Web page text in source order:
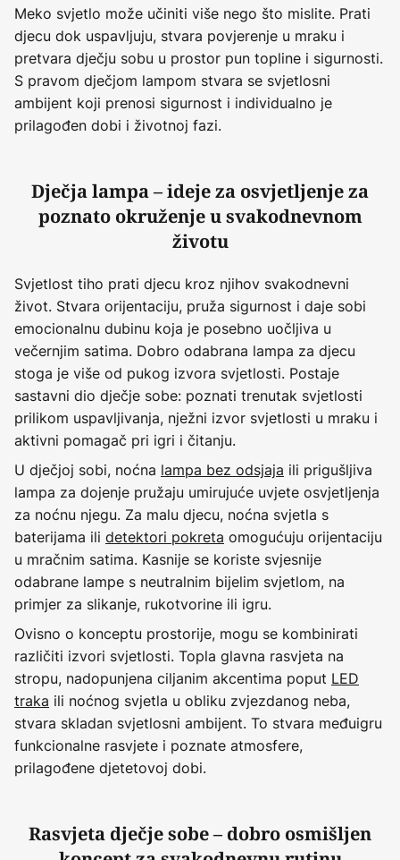
Meko svjetlo može učiniti više nego što mislite. Prati
djecu dok uspavljuju, stvara povjerenje u mraku i
pretvara dječju sobu u prostor pun topline i sigurnosti.
S pravom dječjom lampom stvara se svjetlosni
ambijent koji prenosi sigurnost i individualno je
prilagođen dobi i životnoj fazi.
Dječja lampa – ideje za osvjetljenje za
poznato okruženje u svakodnevnom
životu
Svjetlost tiho prati djecu kroz njihov svakodnevni
život. Stvara orijentaciju, pruža sigurnost i daje sobi
emocionalnu dubinu koja je posebno uočljiva u
večernjim satima. Dobro odabrana lampa za djecu
stoga je više od pukog izvora svjetlosti. Postaje
sastavni dio dječje sobe: poznati trenutak svjetlosti
prilikom uspavljivanja, nježni izvor svjetlosti u mraku i
aktivni pomagač pri igri i čitanju.
U dječjoj sobi, noćna lampa bez odsjaja ili prigušljiva
lampa za dojenje pružaju umirujuće uvjete osvjetljenja
za noćnu njegu. Za malu djecu, noćna svjetla s
baterijama ili detektori pokreta omogućuju orijentaciju
u mračnim satima. Kasnije se koriste svjesnije
odabrane lampe s neutralnim bijelim svjetlom, na
primjer za slikanje, rukotvorine ili igru.
Ovisno o konceptu prostorije, mogu se kombinirati
različiti izvori svjetlosti. Topla glavna rasvjeta na
stropu, nadopunjena ciljanim akcentima poput LED
traka ili noćnog svjetla u obliku zvjezdanog neba,
stvara skladan svjetlosni ambijent. To stvara međuigru
funkcionalne rasvjete i poznate atmosfere,
prilagođene djetetovoj dobi.
Rasvjeta dječje sobe – dobro osmišljen